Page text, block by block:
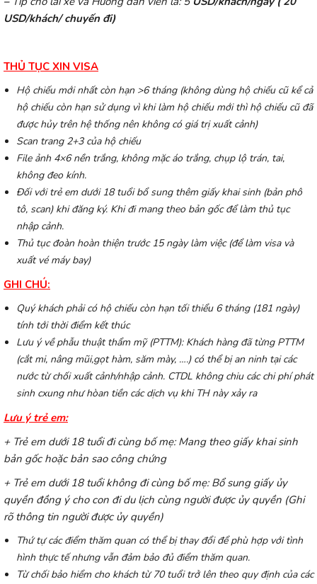
USD/khách/ chuyến đi)
THỦ TỤC XIN VISA
Hộ chiếu mới nhất còn hạn >6 tháng (không dùng hộ chiếu cũ kể cả
hộ chiếu còn hạn sử dụng vì khi làm hộ chiếu mới thì hộ chiếu cũ đã
được hủy trên hệ thống nên không có giá trị xuất cảnh)
Scan trang 2+3 của hộ chiếu
File ảnh 4×6 nền trắng, không mặc áo trắng, chụp lộ trán, tai,
không đeo kính.
Đối với trẻ em dưới 18 tuổi bổ sung thêm giấy khai sinh (bản phô
tô, scan) khi đăng ký. Khi đi mang theo bản gốc để làm thủ tục
nhập cảnh.
Thủ tục đoàn hoàn thiện trước 15 ngày làm việc (để làm visa và
xuất vé máy bay)
GHI CHÚ:
Quý khách phải có hộ chiếu còn hạn tối thiểu 6 tháng (181 ngày)
tính tới thời điểm kết thúc
Lưu ý về phẫu thuật thẩm mỹ (PTTM): Khách hàng đã từng PTTM
(cắt mi, nâng mũi,gọt hàm, săm mày, ….) có thể bị an ninh tại các
nước từ chối xuất cảnh/nhập cảnh. CTDL không chiu các chi phí phát
sinh cxung như hòan tiền các dịch vụ khi TH này xảy ra
Lưu ý trẻ em:
+ Trẻ em dưới 18 tuổi đi cùng bố mẹ: Mang theo giấy khai sinh
bản gốc hoặc bản sao công chứng
+ Trẻ em dưới 18 tuổi không đi cùng bố mẹ: Bổ sung giấy ủy
quyền đồng ý cho con đi du lịch cùng người được ủy quyền (Ghi
rõ thông tin người được ủy quyền)
Thứ tự các điểm thăm quan có thể bị thay đổi để phù hợp với tình
hình thực tế nhưng vẫn đảm bảo đủ điểm thăm quan.
Từ chối bảo hiểm cho khách từ 70 tuổi trở lên theo quy định của các